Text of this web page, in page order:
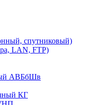
спутниковый)
LAN, FTP)
АВБбШв
КГ